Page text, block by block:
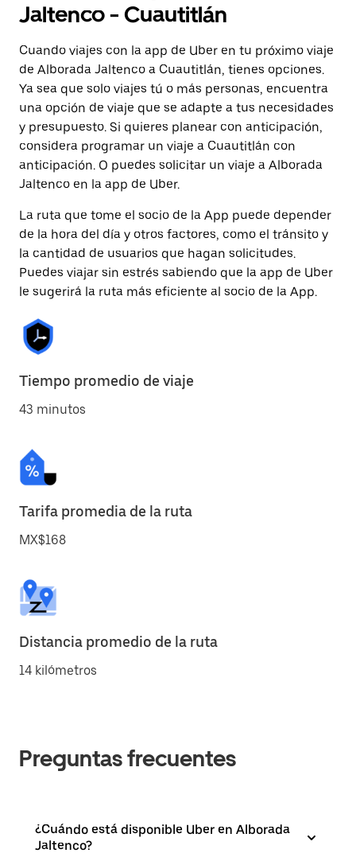
Jaltenco - Cuautitlán
Cuando viajes con la app de Uber en tu próximo viaje
de Alborada Jaltenco a Cuautitlán, tienes opciones.
Ya sea que solo viajes tú o más personas, encuentra
una opción de viaje que se adapte a tus necesidades
y presupuesto. Si quieres planear con anticipación,
considera programar un viaje a Cuautitlán con
anticipación. O puedes solicitar un viaje a Alborada
Jaltenco en la app de Uber.
La ruta que tome el socio de la App puede depender
de la hora del día y otros factores, como el tránsito y
la cantidad de usuarios que hagan solicitudes.
Puedes viajar sin estrés sabiendo que la app de Uber
le sugerirá la ruta más eficiente al socio de la App.
Tiempo promedio de viaje
43 minutos
Tarifa promedia de la ruta
MX$168
Distancia promedio de la ruta
14 kilómetros
Preguntas frecuentes
¿Cuándo está disponible Uber en Alborada
Jaltenco?